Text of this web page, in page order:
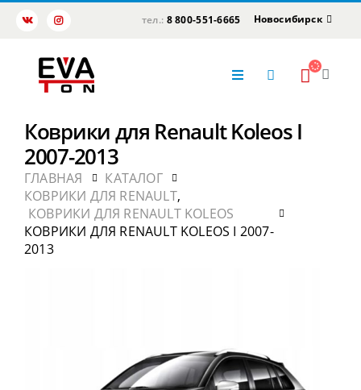
тел.: 8 800-551-6665 Новосибирск
Коврики для Renault Koleos I
2007-2013
ГЛАВНАЯ
КАТАЛОГ
КОВРИКИ ДЛЯ RENAULT,
КОВРИКИ ДЛЯ RENAULT KOLEOS
КОВРИКИ ДЛЯ RENAULT KOLEOS I 2007-
2013